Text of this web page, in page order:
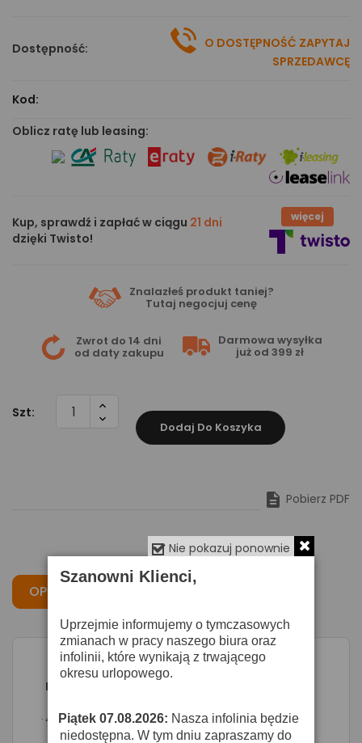
Dostępność:
O DOSTĘPNOŚĆ ZAPYTAJ
SPRZEDAWCĘ
Kod:
Oblicz ratę lub leasing:
Kup, sprawdź i zapłać w ciągu 21 dni
dzięki Twisto!
więcej
Znalazłeś produkt taniej?
Tutaj negocjuj cenę
Zwrot do 14 dni
od daty zakupu
Darmowa wysyłka
już od 399 zł
Szt:
Dodaj Do Koszyka
 Pobierz PDF
OPIS
Monacor ATT-442ST - regulator głośności
4-kanałowy regulator głośności, stereo
Nie pokazuj ponownie
Szanowni Klienci,
Uprzejmie informujemy o tymczasowych
zmianach w pracy naszego biura oraz
infolinii, które wynikają z trwającego
okresu urlopowego.
· Piątek 07.08.2026: Nasza infolinia będzie
niedostępna. W tym dniu zapraszamy do